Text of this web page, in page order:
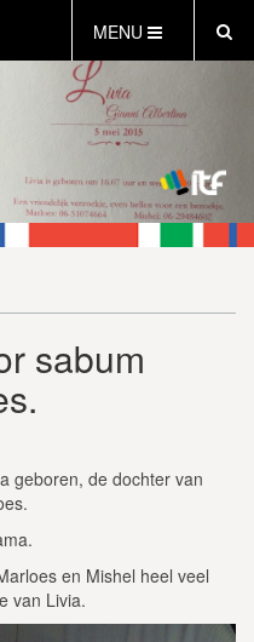
MENU
sabum
geboren, de dochter van
en Mishel heel veel
van Livia.